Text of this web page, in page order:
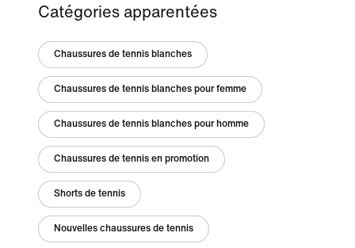
Catégories apparentées
Chaussures de tennis blanches
Chaussures de tennis blanches pour femme
Chaussures de tennis blanches pour homme
Chaussures de tennis en promotion
Shorts de tennis
Nouvelles chaussures de tennis